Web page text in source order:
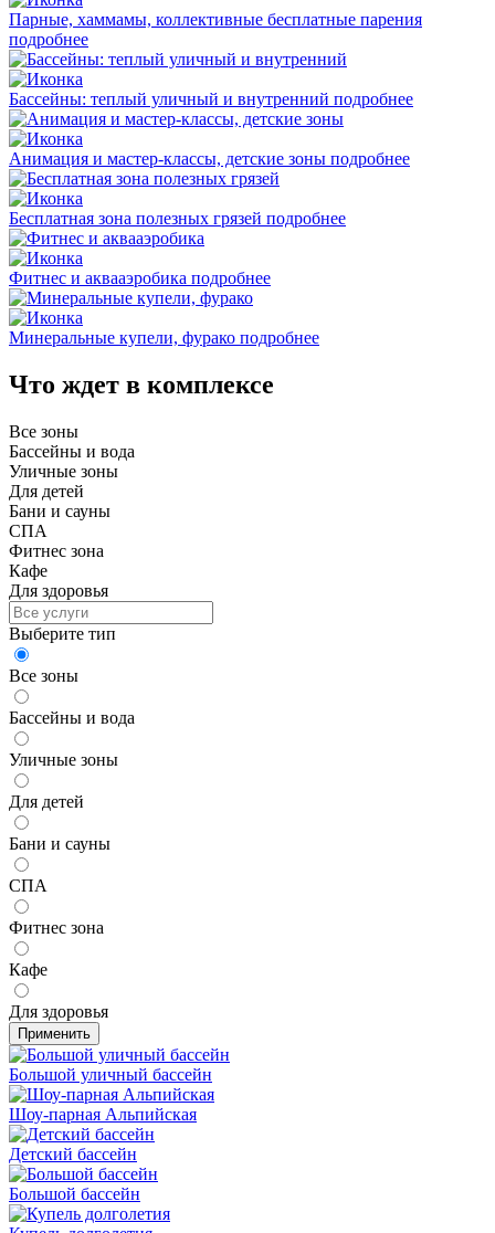
Парные, хаммамы, коллективные бесплатные парения
подробнее
Бассейны: теплый уличный и внутренний подробнее
Анимация и мастер-классы, детские зоны подробнее
Бесплатная зона полезных грязей подробнее
Фитнес и аквааэробика подробнее
Минеральные купели, фурако подробнее
Что ждет в комплексе
Все зоны
Бассейны и вода
Уличные зоны
Для детей
Бани и сауны
СПА
Фитнес зона
Кафе
Для здоровья
Выберите тип
Все зоны
Бассейны и вода
Уличные зоны
Для детей
Бани и сауны
СПА
Фитнес зона
Кафе
Для здоровья
Применить
Большой уличный бассейн
Шоу-парная Альпийская
Детский бассейн
Большой бассейн